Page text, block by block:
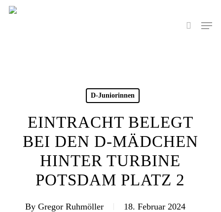
Skip
search
Menu
D-Juniorinnen
EINTRACHT BELEGT
BEI DEN D-MÄDCHEN
HINTER TURBINE
POTSDAM PLATZ 2
By Gregor Ruhmöller 18. Februar 2024